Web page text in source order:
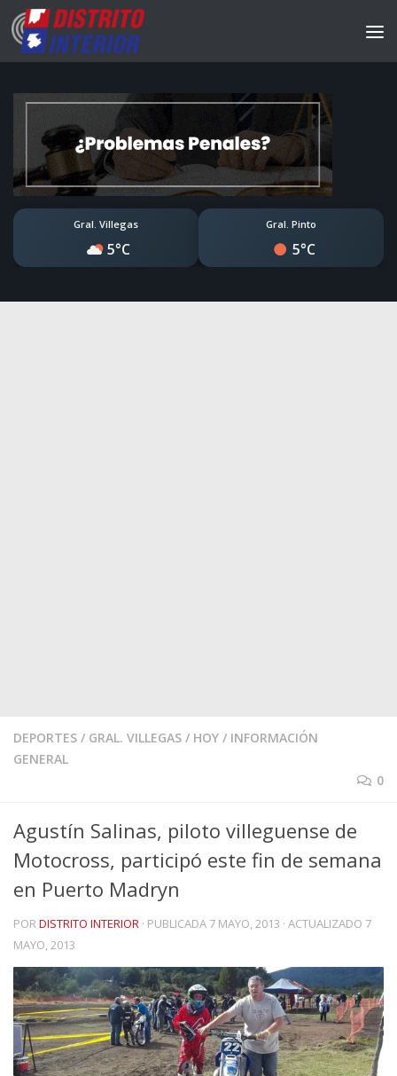
Gral. Villegas
5°C
Gral. Pinto
5°C
DEPORTES / GRAL. VILLEGAS / HOY / INFORMACIÓN
GENERAL
0
Agustín Salinas, piloto villeguense de
Motocross, participó este fin de semana
en Puerto Madryn
PORDISTRITO INTERIOR · PUBLICADA 7 MAYO, 2013 · ACTUALIZADO 7
MAYO, 2013